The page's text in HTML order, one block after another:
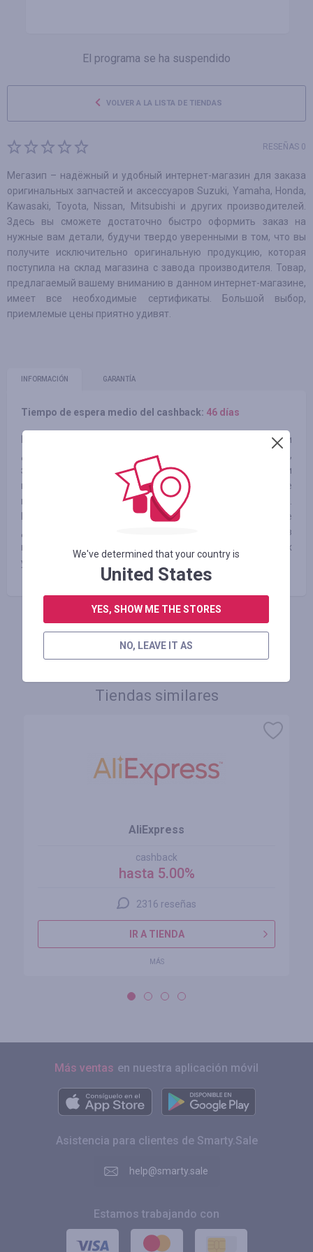
El programa se ha suspendido
VOLVER A LA LISTA DE TIENDAS
RESEÑAS 0
Мегазип – надёжный и удобный интернет-магазин для заказа
оригинальных запчастей и аксессуаров Suzuki, Yamaha, Honda,
Kawasaki, Toyota, Nissan, Mitsubishi и других производителей.
Здесь вы сможете достаточно быстро оформить заказ на
нужные вам детали, будучи твердо уверенными в том, что вы
получите исключительно оригинальную продукцию, которая
поступила на склад магазина с завода производителя. Товар,
предлагаемый вашему вниманию в данном интернет-магазине,
имеет все необходимые сертификаты. Большой выбор,
приемлемые цены приятно удивят.
INFORMACIÓN GARANTÍA
Tiempo de espera medio del cashback: 46 días
Мы начали работу в 2006 году. За это время мы обрели
десятки тысяч довольных клиентов по всему миру,
завоевали заслуженную популярность у авто, мото и
водно-моторных клубов. Сегодня в Мегазипе
представлено более десяти миллионов запчастей.
Впечатляющий ассортимент товаров — не единственное
достоинство нашего магазина. Помимо наличия в
продаже ходовых и редких деталей, есть немало других
убедительных преимуществ.
INICIE SESIÓN PARA DEJAR UNA RESEÑA
Tiendas similares
AliExpress
cashback
hasta 5.00%
2316 reseñas
IR A TIENDA
MÁS
Más ventas en nuestra aplicación móvil
Asistencia para clientes de Smarty.Sale
help@smarty.sale
Estamos trabajando con
We've determined that your country is
United States
YES, SHOW ME THE STORES
NO, LEAVE IT AS